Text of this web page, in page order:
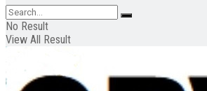
No Result
View All Result